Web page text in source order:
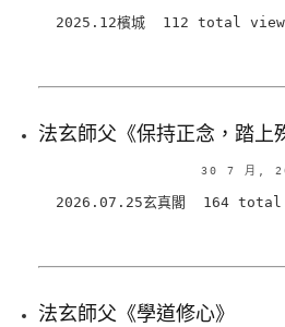
2025.12檳城 112 total
法玄師父《保持正念，踏上
30 7 月,
2026.07.25玄真閣 164 total
法玄師父《學道修心》